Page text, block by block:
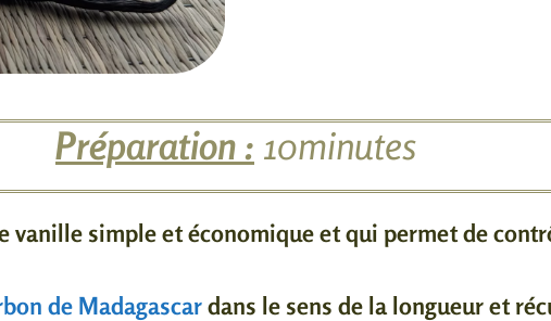
Préparation : 10minutes
vanille simple et économique et qui permet de
de Madagascardans le sens de la longueur et